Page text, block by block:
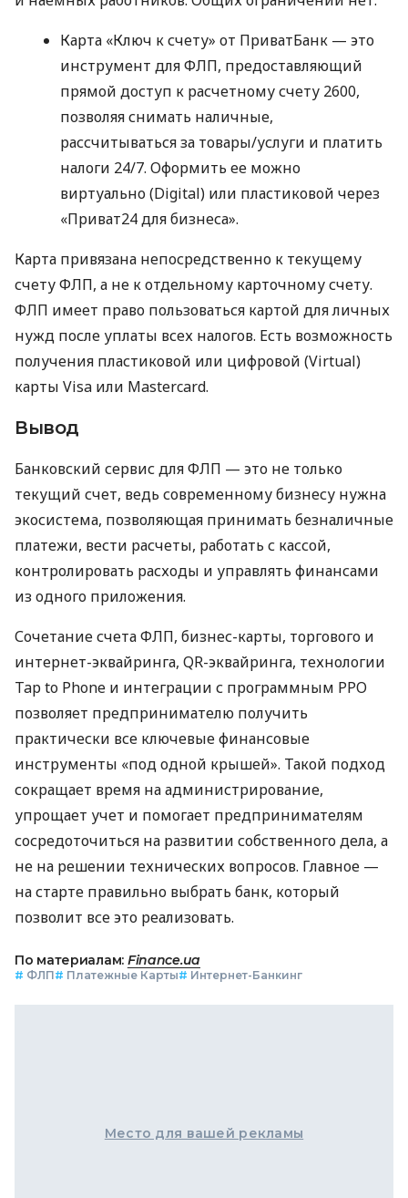
Карта «Ключ к счету» от ПриватБанк — это
инструмент для ФЛП, предоставляющий
прямой доступ к расчетному счету 2600,
позволяя снимать наличные,
рассчитываться за товары/услуги и платить
налоги 24/7. Оформить ее можно
виртуально (Digital) или пластиковой через
«Приват24 для бизнеса».
Карта привязана непосредственно к текущему
счету ФЛП, а не к отдельному карточному счету.
ФЛП имеет право пользоваться картой для личных
нужд после уплаты всех налогов. Есть возможность
получения пластиковой или цифровой (Virtual)
карты Visa или Mastercard.
Вывод
Банковский сервис для ФЛП — это не только
текущий счет, ведь современному бизнесу нужна
экосистема, позволяющая принимать безналичные
платежи, вести расчеты, работать с кассой,
контролировать расходы и управлять финансами
из одного приложения.
Сочетание счета ФЛП, бизнес-карты, торгового и
интернет-эквайринга, QR-эквайринга, технологии
Tap to Phone и интеграции с программным РРО
позволяет предпринимателю получить
практически все ключевые финансовые
инструменты «под одной крышей». Такой подход
сокращает время на администрирование,
упрощает учет и помогает предпринимателям
сосредоточиться на развитии собственного дела, а
не на решении технических вопросов. Главное —
на старте правильно выбрать банк, который
позволит все это реализовать.
По материалам: Finance.ua
# ФЛП# Платежные Карты# Интернет-Банкинг
Место для вашей рекламы